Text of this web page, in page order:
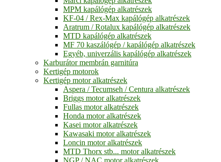
MPM kapálógép alkatrészek
KF-04 / Rex-Max kapálógép alkatrészek
Aratrum / Rotalux kapálógép alkatrészek
MTD kapálógép alkatrészek
MF 70 kaszálógép / kapálógép alkatrészek
Egyéb, univerzális kapálógép alkatrészek
Karburátor membrán garnitúra
Kertigép motorok
Kertigép motor alkatrészek
Aspera / Tecumseh / Centura alkatrészek
Briggs motor alkatrészek
Fullas motor alkatrészek
Honda motor alkatrészek
Kasei motor alkatrészek
Kawasaki motor alkatrészek
Loncin motor alkatrészek
MTD Thorx stb... motor alkatrészek
NGP / NAC motor alkatrészek